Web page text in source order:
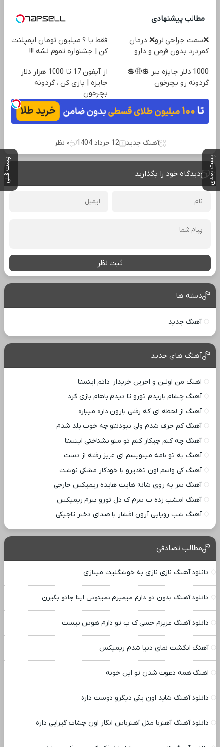
پست بعدی پست قبلی
مطالب پیشنهادی
❌سمت جراحی نرو❌ درمان
کمردرد بدون قرص و دارو
فقط با ؟ میلیون تومان ایمپلنت
کن | جشنواره تموم نشه !!!
1000 دلار جایزه ببر 💲🤑💲
گردونه رو بچرخون
از آیفون 17 تا 1000 هزار دلار
جایزه | بازی کن ، گردونه
بچرخون
آهنگ جدید 12 خرداد 1404 ۰ نظر
دیدگاه خود را بگذارید
ثبت نظر
دسته ها
آهنگ جدید
آهنگ های جدید
اهنگ من اولین و اخرین خریدار اداتم اینستا
آهنگ چشام باریدم تورو تا دیدم باهام بازی کرد
آهنگ از لحظه ای که رفتی بارون داره میباره
آهنگ کم حرف شدم ولی نبودنتو چه خوب بلد شدم
آهنگ چه کنم چیکار کنم تو منو نشناختی اینستا
آهنگ به تو نامه مینویسم ای عزیز رفته از دست
آهنگ کی واسم اون تقدیرو با خودکار مشکی نوشت
آهنگ سر به روی شانه هایت هایده ریمیکس خارجی
آهنگ امشب زده ب سرم ک دل تورو ببرم ریمیکس
آهنگ شب رویایی آرون افشار با صدای دختر تاجیکی
مطالب تصادفی
دانلود آهنگ نازی نازی به خوشگلیت مینازی
دانلود آهنگ بدون تو دارم میمیرم نمیتونن اینا جاتو بگیرن
دانلود آهنگ عزیزم حسی ک ب تو دارم هوس نیست
آهنگ انگشت نمای دنیا شدم ریمیکس
اهنگ همه دعوت شدن تو این خونه
دانلود آهنگ شاید اون یکی دیگرو دوست داره
دانلود آهنگ آهنربا مثل آهنرباس انگار اون چشات گیرایی داره